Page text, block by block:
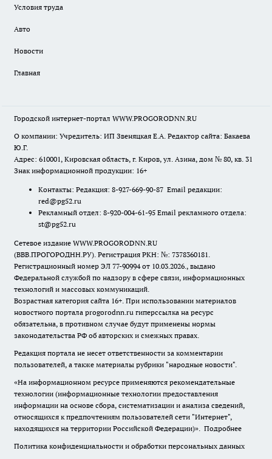
Условия труда
Авто
Новости
Главная
Городской интернет-портал WWW.PROGORODNN.RU
О компании: Учредитель: ИП Звеняцкая Е.А. Редактор сайта: Бакаева
Ю.Г.
Адрес: 610001, Кировская область, г. Киров, ул. Азина, дом № 80, кв. 31
Знак информационной продукции: 16+
Контакты: Редакция: 8-927-669-90-87 Email редакции:
red@pg52.ru
Рекламный отдел: 8-920-004-61-95 Email рекламного отдела:
st@pg52.ru
Сетевое издание WWW.PROGORODNN.RU
(ВВВ.ПРОГОРОДНН.РУ). Регистрация РКН: №: 7378360181.
Регистрационный номер ЭЛ 77-90994 от 10.03.2026., выдано
Федеральной службой по надзору в сфере связи, информационных
технологий и массовых коммуникаций.
Возрастная категория сайта 16+. При использовании материалов
новостного портала progorodnn.ru гиперссылка на ресурс
обязательна, в противном случае будут применены нормы
законодательства РФ об авторских и смежных правах.
Редакция портала не несет ответственности за комментарии
пользователей, а также материалы рубрики "народные новости".
«На информационном ресурсе применяются рекомендательные
технологии (информационные технологии предоставления
информации на основе сбора, систематизации и анализа сведений,
относящихся к предпочтениям пользователей сети "Интернет",
находящихся на территории Российской Федерации)». Подробнее
Политика конфиденциальности и обработки персональных данных